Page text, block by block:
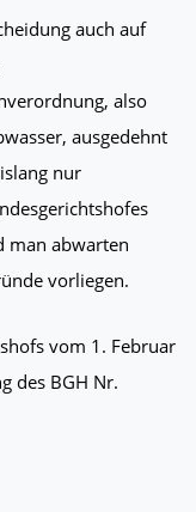
auch auf
also
ausgedehnt
nur
man abwarten
vorliegen.
vom 1. Februar
des BGH Nr.